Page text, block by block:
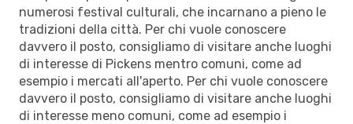
numerosi festival culturali, che incarnano a pieno le
tradizioni della città. Per chi vuole conoscere
davvero il posto, consigliamo di visitare anche luoghi
di interesse di Pickens mentro comuni, come ad
esempio i mercati all'aperto. Per chi vuole conoscere
davvero il posto, consigliamo di visitare anche luoghi
di interesse meno comuni, come ad esempio i